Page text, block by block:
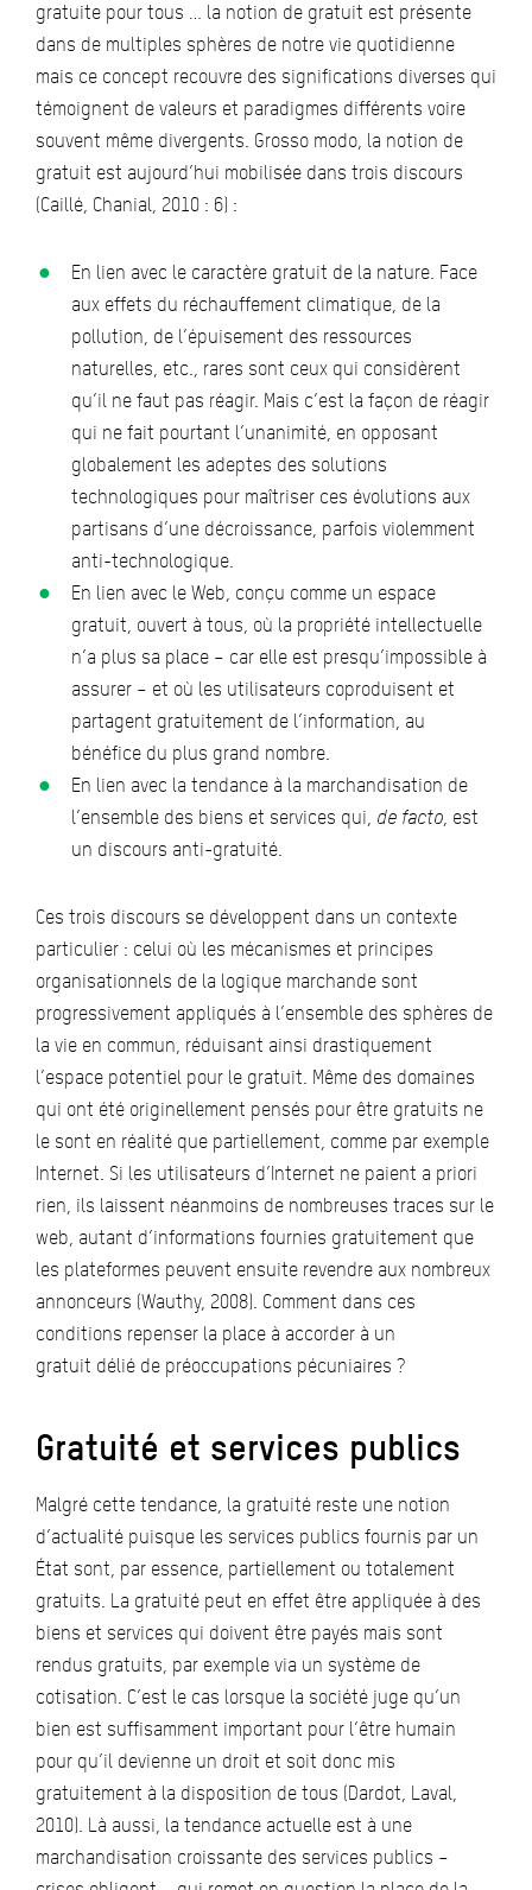
gratuite pour tous … la notion de gratuit est présente
dans de multiples sphères de notre vie quotidienne
mais ce concept recouvre des significations diverses qui
témoignent de valeurs et paradigmes différents voire
souvent même divergents. Grosso modo, la notion de
gratuit est aujourd’hui mobilisée dans trois discours
(Caillé, Chanial, 2010 : 6) :
En lien avec le caractère gratuit de la nature. Face
aux effets du réchauffement climatique, de la
pollution, de l’épuisement des ressources
naturelles, etc., rares sont ceux qui considèrent
qu’il ne faut pas réagir. Mais c’est la façon de réagir
qui ne fait pourtant l’unanimité, en opposant
globalement les adeptes des solutions
technologiques pour maîtriser ces évolutions aux
partisans d’une décroissance, parfois violemment
anti-technologique.
En lien avec le Web, conçu comme un espace
gratuit, ouvert à tous, où la propriété intellectuelle
n’a plus sa place – car elle est presqu’impossible à
assurer – et où les utilisateurs coproduisent et
partagent gratuitement de l’information, au
bénéfice du plus grand nombre.
En lien avec la tendance à la marchandisation de
l’ensemble des biens et services qui, de facto, est
un discours anti-gratuité.
Ces trois discours se développent dans un contexte
particulier : celui où les mécanismes et principes
organisationnels de la logique marchande sont
progressivement appliqués à l’ensemble des sphères de
la vie en commun, réduisant ainsi drastiquement
l’espace potentiel pour le gratuit. Même des domaines
qui ont été originellement pensés pour être gratuits ne
le sont en réalité que partiellement, comme par exemple
Internet. Si les utilisateurs d’Internet ne paient a priori
rien, ils laissent néanmoins de nombreuses traces sur le
web, autant d’informations fournies gratuitement que
les plateformes peuvent ensuite revendre aux nombreux
annonceurs (Wauthy, 2008). Comment dans ces
conditions repenser la place à accorder à un
gratuit délié de préoccupations pécuniaires ?
Gratuité et services publics
Malgré cette tendance, la gratuité reste une notion
d’actualité puisque les services publics fournis par un
État sont, par essence, partiellement ou totalement
gratuits. La gratuité peut en effet être appliquée à des
biens et services qui doivent être payés mais sont
rendus gratuits, par exemple via un système de
cotisation. C’est le cas lorsque la société juge qu’un
bien est suffisamment important pour l’être humain
pour qu’il devienne un droit et soit donc mis
gratuitement à la disposition de tous (Dardot, Laval,
2010). Là aussi, la tendance actuelle est à une
marchandisation croissante des services publics –